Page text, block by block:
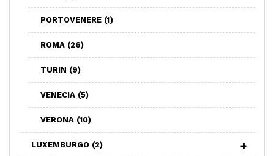
PORTOVENERE (1)
ROMA (26)
TURIN (9)
VENECIA (5)
VERONA (10)
LUXEMBURGO (2)